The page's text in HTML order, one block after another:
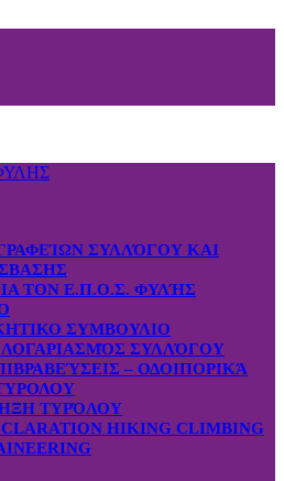
ΣΥΛΛΌΓΟΥ ΚΑΙ
ΤΟΝ Ε.Π.Ο.Σ. ΦΥΛΉΣ
ΣΥΜΒΟΥΛΙΟ
ΛΟΓΑΡΙΑΣΜΌΣ ΣΥΛΛΌΓΟΥ
– ΟΔΟΙΠΟΡΙΚΆ
ΤΥΡΌΛΟΥ
HIKING CLIMBING